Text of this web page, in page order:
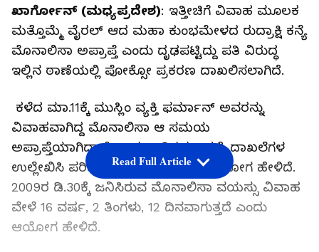
ಖಾರ್ಗೋನ್ (ಮಧ್ಯಪ್ರದೇಶ): ಇತ್ತೀಚಿಗೆ ವಿವಾಹ ಮೂಲಕ
ಮತ್ತೊಮ್ಮೆ ವೈರಲ್‌ ಆದ ಮಹಾ ಕುಂಭಮೇಳದ ರುದ್ರಾಕ್ಷಿ ಕನ್ಯೆ
ಮೊನಾಲಿಸಾ ಅಪ್ರಾಪ್ತೆ ಎಂದು ದೃಢಪಟ್ಟಿದ್ದು ಪತಿ ವಿರುದ್ಧ
ಇಲ್ಲಿನ ಠಾಣೆಯಲ್ಲಿ ಪೋಕ್ಸೋ ಪ್ರಕರಣ ದಾಖಲಿಸಲಾಗಿದೆ.
ಕಳೆದ ಮಾ.11ಕ್ಕೆ ಮುಸ್ಲಿಂ ವ್ಯಕ್ತಿ ಫರ್ಮಾನ್ ಅವರನ್ನು
ವಿವಾಹವಾಗಿದ್ದ ಮೊನಾಲಿಸಾ ಆ ಸಮಯ
ಅಪ್ರಾಪ್ತೆಯಾಗಿದ್ದಾಳೆ ಎಂದು ಅಧಿಕೃತ ಆಸ್ಪತ್ರೆ ದಾಖಲೆಗಳ
ಉಲ್ಲೇಖಿಸಿ ಪರಿಶಿಷ್ಟ ವರ್ಗದ ರಾಷ್ಟ್ರೀಯ ಆಯೋಗ ಹೇಳಿದೆ.
2009ರ ಡಿ.30ಕ್ಕೆ ಜನಿಸಿರುವ ಮೊನಾಲಿಸಾ ವಯಸ್ಸು ವಿವಾಹ
ವೇಳೆ 16 ವರ್ಷ, 2 ತಿಂಗಳು, 12 ದಿನವಾಗುತ್ತದೆ ಎಂದು
ಆಯೋಗ ಹೇಳಿದೆ.
Read Full Article